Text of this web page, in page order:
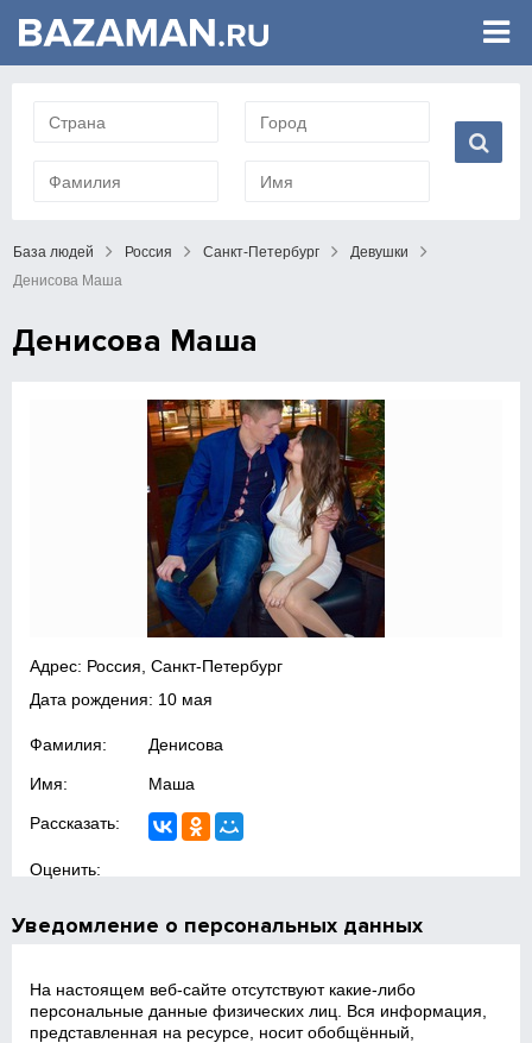
База людей Россия Санкт-Петербург
Девушки
Денисова Маша
Денисова Маша
Адрес: Россия, Санкт-Петербург
Дата рождения: 10 мая
Фамилия: Денисова
Имя: Маша
Рассказать:
Оценить:
Уведомление о персональных данных
На настоящем веб‑сайте отсутствуют какие‑либо
персональные данные физических лиц. Вся информация,
представленная на ресурсе, носит обобщённый,